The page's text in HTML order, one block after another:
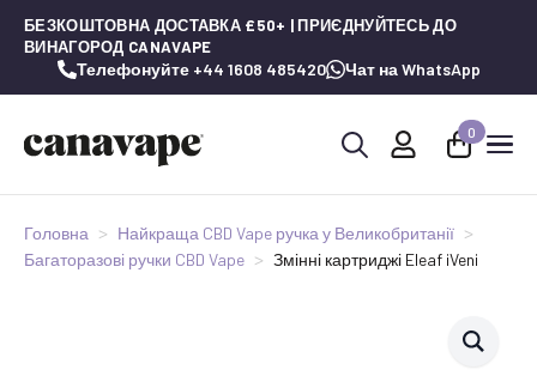
БЕЗКОШТОВНА ДОСТАВКА £50+ | ПРИЄДНУЙТЕСЬ ДО
ВИНАГОРОД CANAVAPE
Телефонуйте +44 1608 485420 Чат на WhatsApp
0
Головна
Найкраща CBD Vape ручка у Великобританії
Багаторазові ручки CBD Vape
Змінні картриджі Eleaf iVeni